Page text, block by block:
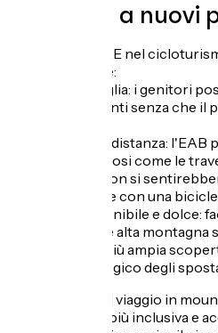
Apertura a nuovi
L'ascesa del VAE nel
nuove pratiche:
. Viaggi in famiglia: i genitori
borse più pesanti senza che il
. Viaggi a lunga distanza:
itinerari ambiziosi come le
persone che non si
queste distanze con una
. Turismo sostenibile e dolce:
zone di media e alta
favorisce una più ampia
l'impatto ecologico degli
Grazie al VAE, il viaggio in
un'esperienza più inclusiva e